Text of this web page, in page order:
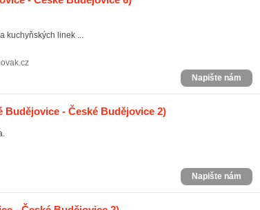
kuchyňských linek ...
Napište nám
Budějovice - České Budějovice 2)
Napište nám